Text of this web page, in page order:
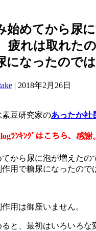
始めてから尿
疲れは取れた
になったのでは
| 2018年2月26日
素豆研究家のあったか社
ﾗﾝｷﾝｸﾞはこちら、感謝。
から尿に泡が増えたの
用で糖尿になったので
用は御座いません。
と、最初はいろいろな